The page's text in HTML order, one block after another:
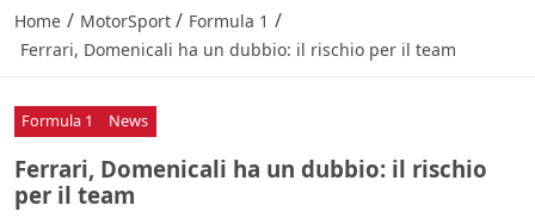
Home / MotorSport / Formula 1 /
Ferrari, Domenicali ha un dubbio: il rischio per il team
Formula 1 News
Ferrari, Domenicali ha un dubbio: il rischio
per il team